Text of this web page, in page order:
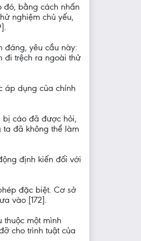
đó, bằng cách nhấn
nghiệm chủ yếu,
đáng, yêu cầu này:
đi trệch ra ngoài thử
áp dụng của chính
bị cáo đã được hỏi,
ta đã không thể làm
định kiến đối với
đặc biệt. Cơ sở
vào [172].
một mình
cho trình tuật của